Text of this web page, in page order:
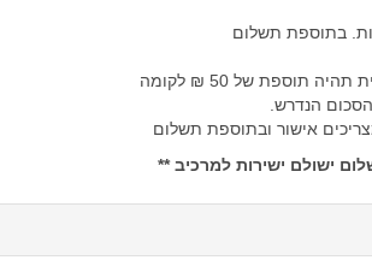
של 50 ₪ לקומה
הנדרש.
אישור ובתוספת תשלום
ישולם ישירות למרכיב **